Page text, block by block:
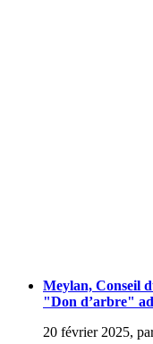
Meylan, Conseil
"Don d’arbre"
20 février 2025,